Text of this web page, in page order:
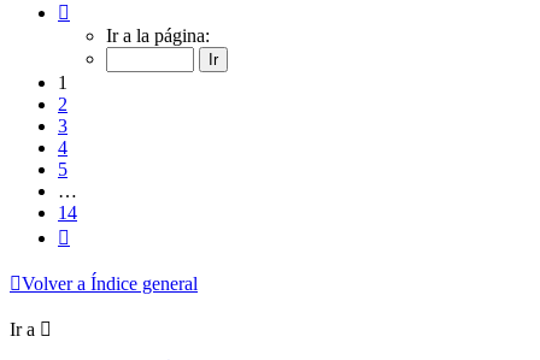
Ir a la página:
1
2
3
4
5
…
14
Volver a Índice general
Ir a